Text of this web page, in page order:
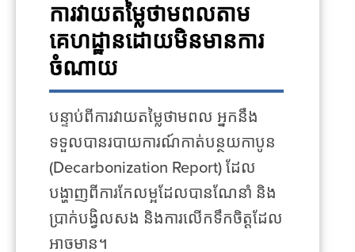
ការវាយតម្លៃថាមពលតាម
គេហដ្ឋានដោយមិនមានការ
ចំណាយ
បន្ទាប់ពីការវាយតម្លៃថាមពល អ្នកនឹង
ទទួលបានរបាយការណ៍កាត់បន្ថយកាបូន
(Decarbonization Report) ដែល
បង្ហាញពីការកែលម្អដែលបានណែនាំ និង
ប្រាក់បង្វិលសង និងការលើកទឹកចិត្តដែល
អាចមាន។